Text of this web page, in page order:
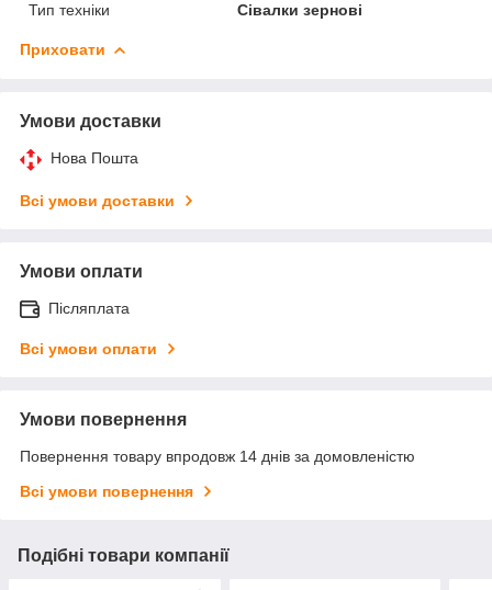
Тип техніки
Сівалки зернові
Приховати
Умови доставки
Нова Пошта
Всі умови доставки
Умови оплати
Післяплата
Всі умови оплати
Умови повернення
Повернення товару впродовж 14 днів за домовленістю
Всі умови повернення
Подібні товари компанії